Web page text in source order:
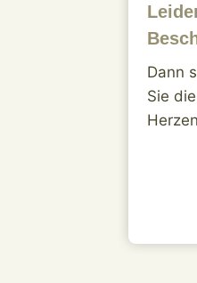
Dann
Sie